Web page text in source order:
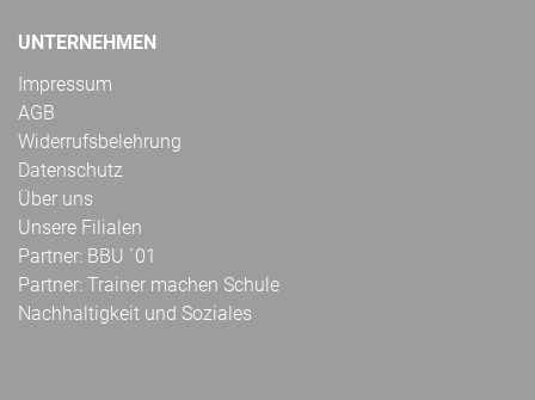
UNTERNEHMEN
Impressum
AGB
Widerrufsbelehrung
Datenschutz
Über uns
Unsere Filialen
Partner: BBU ´01
Partner: Trainer machen Schule
Nachhaltigkeit und Soziales